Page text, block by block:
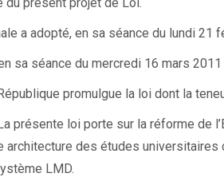
du présent projet de Loi.
a adopté, en sa séance du lundi 21
sa séance du mercredi 16 mars 2011
promulgue la loi dont la
La présente loi porte sur la réforme de
architecture des études
LMD.